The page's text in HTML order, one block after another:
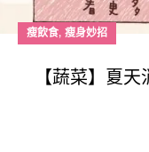
瘦飲食, 瘦身妙招
【蔬菜】夏